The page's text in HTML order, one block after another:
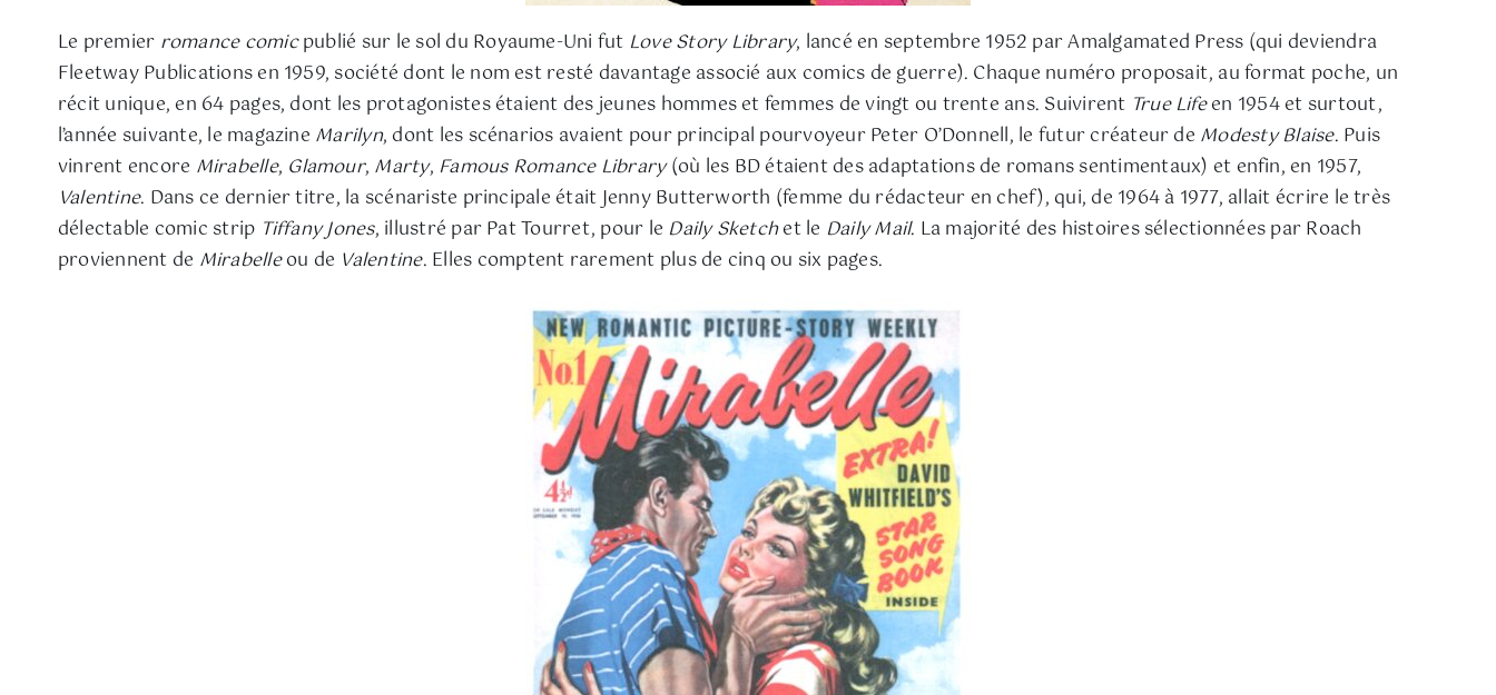
Le premier romance comicpublié sur le sol du Royaume-Uni fut Love Story Library, lancé en septembre 1952 par Amalgamated Press (qui deviendra
Fleetway Publications en 1959, société dont le nom est resté davantage associé aux comics de guerre). Chaque numéro proposait, au format poche, un
récit unique, en 64 pages, dont les protagonistes étaient des jeunes hommes et femmes de vingt ou trente ans. Suivirent True Lifeen 1954 et surtout,
l’année suivante, le magazine Marilyn, dont les scénarios avaient pour principal pourvoyeur Peter O’Donnell, le futur créateur de Modesty Blaise. Puis
vinrent encore Mirabelle, Glamour, Marty, Famous Romance Library(où les BD étaient des adaptations de romans sentimentaux) et enfin, en 1957,
Valentine. Dans ce dernier titre, la scénariste principale était Jenny Butterworth (femme du rédacteur en chef), qui, de 1964 à 1977, allait écrire le très
délectable comic strip Tiffany Jones, illustré par Pat Tourret, pour le Daily Sketchet le Daily Mail. La majorité des histoires sélectionnées par Roach
proviennent de Mirabelleou de Valentine. Elles comptent rarement plus de cinq ou six pages.